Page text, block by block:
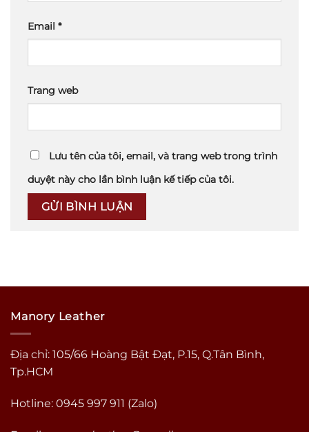
Email *
Trang web
Lưu tên của tôi, email, và trang web trong trình
duyệt này cho lần bình luận kế tiếp của tôi.
Manory Leather
Địa chỉ: 105/66 Hoàng Bật Đạt, P.15, Q.Tân Bình,
Tp.HCM
Hotline: 0945 997 911 (Zalo)